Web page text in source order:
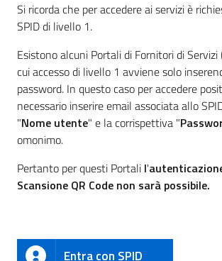
Si ricorda che per accedere ai servizi è
SPID di livello 1.
Esistono alcuni Portali di Fornitori di Servizi
cui accesso di livello 1 avviene solo
password. In questo caso per accedere
necessario inserire email associata allo
"Nome utente" e la corrispettiva "
omonimo.
Pertanto per questi Portali l'
Scansione QR Code non sarà possibile.
Entra con SPID